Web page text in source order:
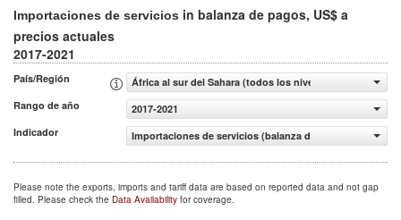
Importaciones de servicios in balanza de pagos, US$ a
precios actuales
2017-2021
País/Región
África al sur del Sahara (todos los niveles de ingreso)
Rango de año
2017-2021
Indicador
Importaciones de servicios (balanza de pagos, US$ a
Please note the exports, imports and tariff data are based on reported data and not gap
filled. Please check the Data Availability for coverage.